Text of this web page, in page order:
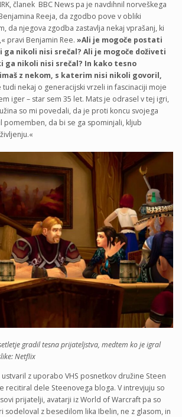
članek BBC News pa je navdihnil norveškega
Reeja, da zgodbo pove v obliki
da njegova zgodba zastavlja nekaj vprašanj, ki
pravi Benjamin Ree. »Ali je mogoče postati
nikoli nisi srečal? Ali je mogoče doživeti
ga nikoli nisi srečal? In kako tesno
z nekom, s katerim nisi nikoli govoril,
tudi nekaj o generacijski vrzeli in fascinaciji moje
iger – star sem 35 let. Mats je odrasel v tej igri,
so mi povedali, da je proti koncu svojega
pomemben, da bi se ga spominjali, kljub
gradil tesna prijateljstva, medtem ko je igral
Netflix
z uporabo VHS posnetkov družine Steen
recitiral dele Steenovega bloga. V intrevjuju so
prijatelji, avatarji iz World of Warcraft pa so
sodeloval z besedilom lika Ibelin, ne z glasom, in